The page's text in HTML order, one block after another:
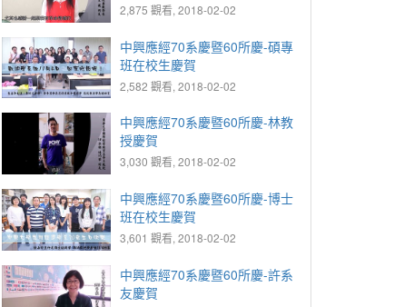
2,875 觀看, 2018-02-02
中興應經70系慶暨60所慶-碩專
班在校生慶賀
2,582 觀看, 2018-02-02
中興應經70系慶暨60所慶-林教
授慶賀
3,030 觀看, 2018-02-02
中興應經70系慶暨60所慶-博士
班在校生慶賀
3,601 觀看, 2018-02-02
中興應經70系慶暨60所慶-許系
友慶賀